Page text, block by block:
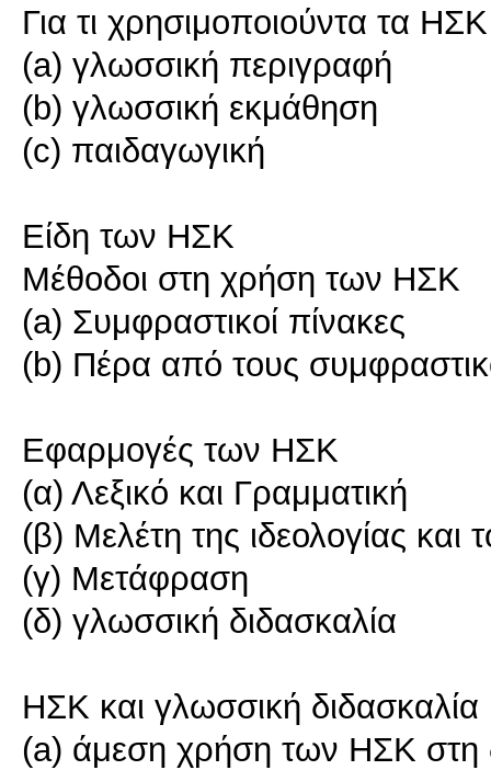
Για τι χρησιμοποιούντα τα ΗΣΚ
(a) γλωσσική περιγραφή
(b) γλωσσική εκμάθηση
(c) παιδαγωγική
Είδη των ΗΣΚ
Μέθοδοι στη χρήση των ΗΣΚ
(a) Συμφραστικοί πίνακες
(b) Πέρα από τους
Εφαρμογές των ΗΣΚ
(α) Λεξικό και Γραμματική
(β) Μελέτη της ιδεολογίας και
(γ) Μετάφραση
(δ) γλωσσική διδασκαλία
ΗΣΚ και γλωσσική διδασκαλία
(a) άμεση χρήση των ΗΣΚ στη